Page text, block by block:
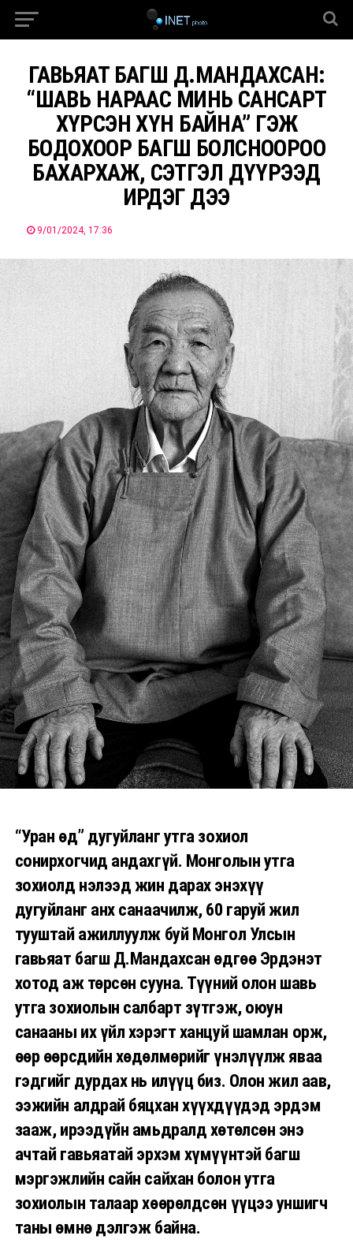
ГАВЬЯАТ БАГШ Д.МАНДАХСАН:
“ШАВЬ НАРААС МИНЬ САНСАРТ
ХҮРСЭН ХҮН БАЙНА” ГЭЖ
БОДОХООР БАГШ БОЛСНООРОО
БАХАРХАЖ, СЭТГЭЛ ДҮҮРЭЭД
ИРДЭГ ДЭЭ
9/01/2024, 17:36
“Уран өд” дугуйланг утга зохиол
сонирхогчид андахгүй. Монголын утга
зохиолд нэлээд жин дарах энэхүү
дугуйланг анх санаачилж, 60 гаруй жил
тууштай ажиллуулж буй Монгол Улсын
гавьяат багш Д.Мандахсан өдгөө Эрдэнэт
хотод аж төрсөн сууна. Түүний олон шавь
утга зохиолын салбарт зүтгэж, оюун
санааны их үйл хэрэгт ханцуй шамлан орж,
өөр өөрсдийн хөдөлмөрийг үнэлүүлж яваа
гэдгийг дурдах нь илүүц биз. Олон жил аав,
ээжийн алдрай бяцхан хүүхдүүдэд эрдэм
зааж, ирээдүйн амьдралд хөтөлсөн энэ
ачтай гавьяатай эрхэм хүмүүнтэй багш
мэргэжлийн сайн сайхан болон утга
зохиолын талаар хөөрөлдсөн үүцээ уншигч
таны өмнө дэлгэж байна.